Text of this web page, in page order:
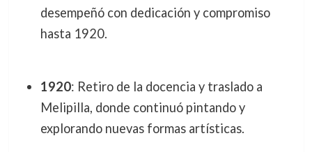
desempeñó con dedicación y compromiso
hasta 1920.
1920: Retiro de la docencia y traslado a
Melipilla, donde continuó pintando y
explorando nuevas formas artísticas.